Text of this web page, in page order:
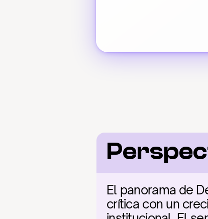
El panorama de
crítica con un